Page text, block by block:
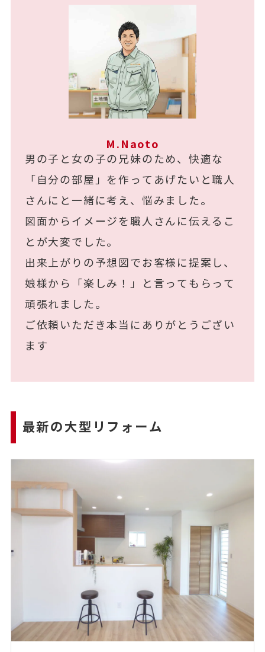
M.Naoto
男の子と女の子の兄妹のため、快適な
「自分の部屋」を作ってあげたいと職人
さんにと一緒に考え、悩みました。
図面からイメージを職人さんに伝えるこ
とが大変でした。
出来上がりの予想図でお客様に提案し、
娘様から「楽しみ！」と言ってもらって
頑張れました。
ご依頼いただき本当にありがとうござい
ます
最新の大型リフォーム